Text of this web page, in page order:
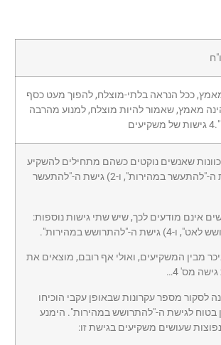
ככל הנראה בלתי-מוצלח, להפוך מעט כסף
מאמץ, שאמור להיות מוצלח, למנוע מהרבה
שאנשים נוקטים כשהם מתחילים להשקיע
נקרא להן: 1) גישת ה-"להתעשר במהירות", ו-2) גישת ה-"להתעשר
אינם מודעים לכך, שיש שתי גישות נוספות:
מבין המשקיעים, ואולי אף רובם, מוצאים את
מס' 4…
לסקור מספר עקרונות שבאופן עקבי הוכיחו
לגישת ה-"להתרושש במהירות". הימנע
שעושים משקיעים בגישת זו: